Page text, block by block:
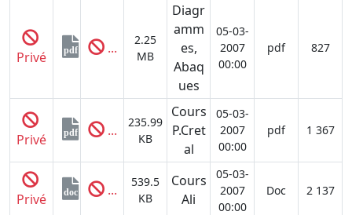
Privé pdf ...
2.25
MB
Diagr
amm
es,
Abaq
ues
05-03-
2007
00:00
pdf 827
Privé pdf ...
235.99
KB
Cours
P.Cret
al
05-03-
2007
00:00
pdf 1 367
Privé doc ...
539.5
KB
Cours
Ali
05-03-
2007
00:00
Doc 2 137